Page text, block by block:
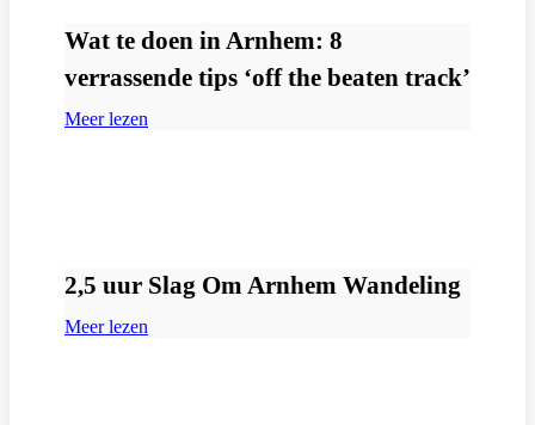
Wat te doen in Arnhem: 8
verrassende tips ‘off the beaten track’
Meer lezen
2,5 uur Slag Om Arnhem Wandeling
Meer lezen